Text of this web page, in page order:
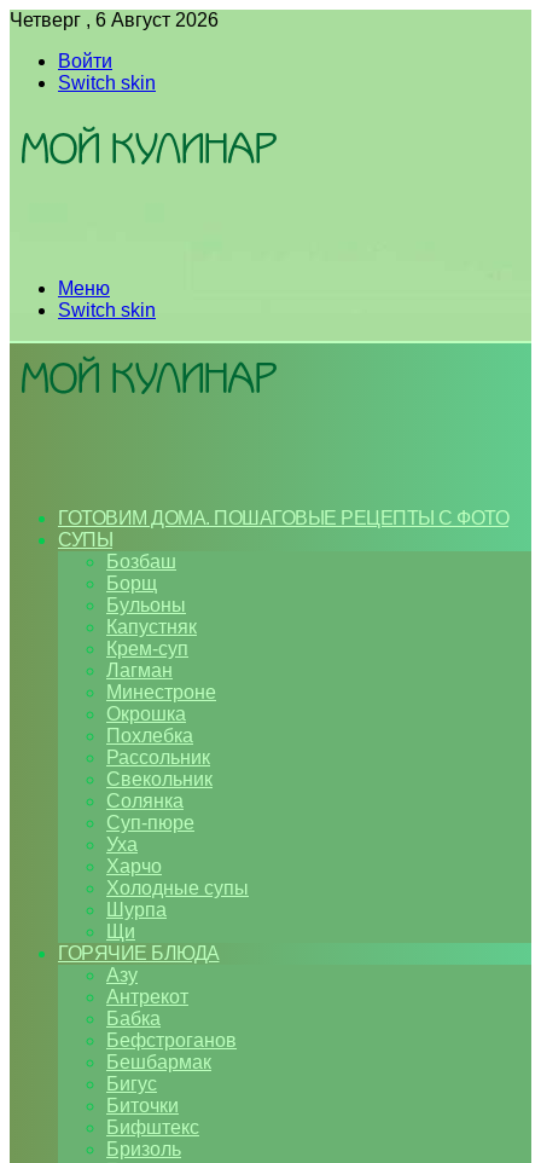
Четверг , 6 Август 2026
Войти
Switch skin
Меню
Switch skin
ГОТОВИМ ДОМА. ПОШАГОВЫЕ РЕЦЕПТЫ С ФОТО
СУПЫ
Бозбаш
Борщ
Бульоны
Капустняк
Крем-суп
Лагман
Минестроне
Окрошка
Похлебка
Рассольник
Свекольник
Солянка
Суп-пюре
Уха
Харчо
Холодные супы
Шурпа
Щи
ГОРЯЧИЕ БЛЮДА
Азу
Антрекот
Бабка
Бефстроганов
Бешбармак
Бигус
Биточки
Бифштекс
Бризоль